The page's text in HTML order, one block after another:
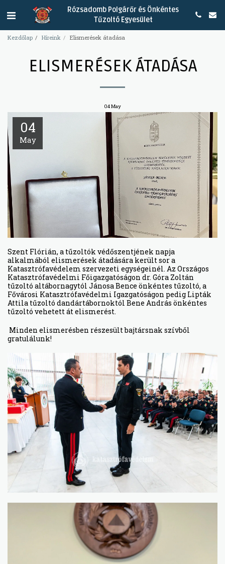
Rózsadomb Polgárőr és Önkéntes
Tűzoltó Egyesület
Kezdőlap Híreink Elismerések átadása
ELISMERÉSEK ÁTADÁSA
04May
04
May
Szent Flórián, a tűzoltók védőszentjének napja
alkalmából elismerések átadására került sor a
Katasztrófavédelem szervezeti egységeinél. Az Országos
Katasztrófavédelmi Főigazgatóságon dr. Góra Zoltán
tűzoltó altábornagytól Jánosa Bence önkéntes tűzoltó, a
Fővárosi Katasztrófavédelmi Igazgatóságon pedig Lipták
Attila tűzoltó dandártábornoktól Bene András önkéntes
tűzoltó vehetett át elismerést.
Minden elismerésben részesült bajtársnak szívből
gratulálunk!